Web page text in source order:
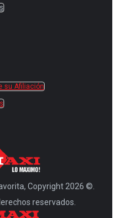
su Afiliación
Copyright 2026 ©.
reservados.